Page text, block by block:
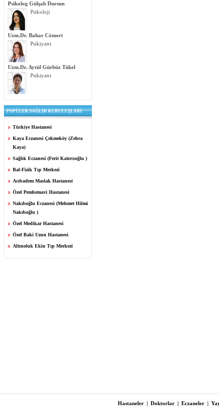
Psikolog Gülşah Dursun
Psikoloji
Uzm.Dr. Bahar Cömert
Psikiyatri
Uzm.Dr. Aytül Gürbüz Tükel
Psikiyatri
POPÜLER SAĞLIK KURULUŞLARI
Türkiye Hastanesi
Kaya Eczanesi Çekmeköy (Zehra
Kaya)
Sağlık Eczanesi (Ferit Katırcıoğlu )
Bal-Fizik Tıp Merkezi
Acıbadem Maslak Hastanesi
Özel Pembemavi Hastanesi
Nakıboğlu Eczanesi (Mehmet Hilmi
Nakıboğlu )
Özel Medikar Hastanesi
Özel Baki Uzun Hastanesi
Altınoluk Ekin Tıp Merkezi
Hastaneler | Doktorlar | Eczaneler |